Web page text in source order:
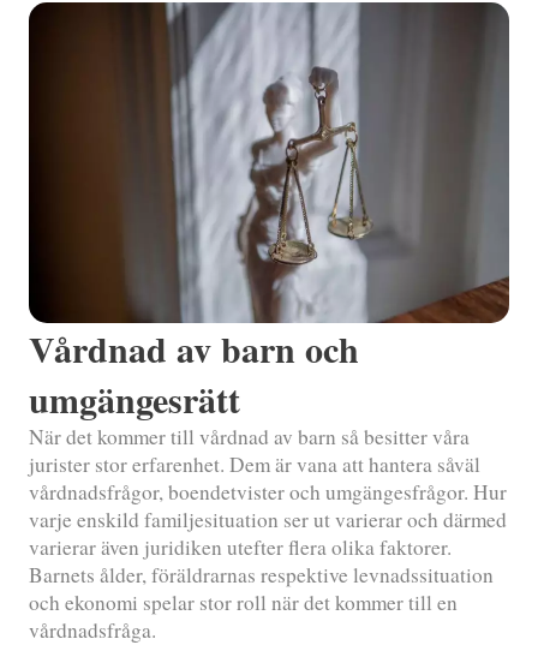
Vårdnad av barn och
umgängesrätt
När det kommer till vårdnad av barn så besitter våra
jurister stor erfarenhet. Dem är vana att hantera såväl
vårdnadsfrågor, boendetvister och umgängesfrågor. Hur
varje enskild familjesituation ser ut varierar och därmed
varierar även juridiken utefter flera olika faktorer.
Barnets ålder, föräldrarnas respektive levnadssituation
och ekonomi spelar stor roll när det kommer till en
vårdnadsfråga.